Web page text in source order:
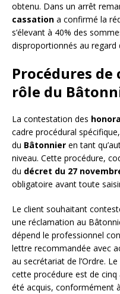
obtenu. Dans un arrêt
cassation a confirmé la
s’élevant à 40% des
disproportionnés au
Procédures
rôle du
La contestation des
cadre procédural
du Bâtonnier en tant
niveau. Cette procédure,
du décret du 27
obligatoire avant toute
Le client souhaitant
une réclamation au
dépend le professionnel
lettre recommandée avec
au secrétariat de l’Ordre.
cette procédure est de
été acquis, conformément